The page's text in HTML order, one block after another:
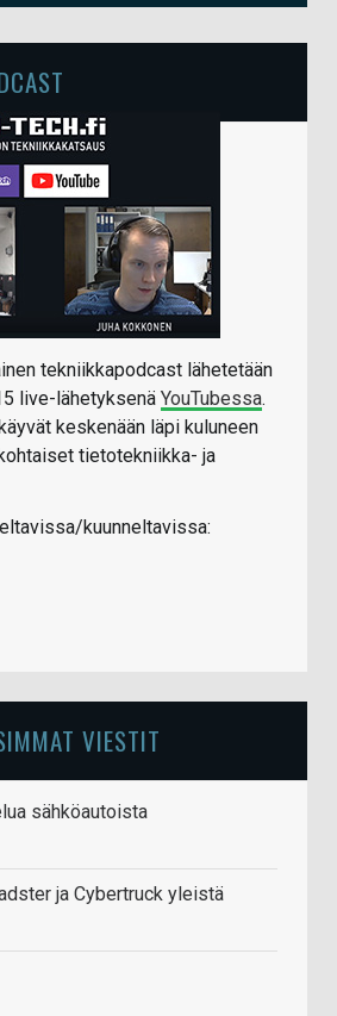
tekniikkapodcast lähetetään
live-lähetyksenä YouTubessa.
keskenään läpi kuluneen
tietotekniikka- ja
kuunneltavissa:
VIESTIT
sähköautoista
ja Cybertruck yleistä